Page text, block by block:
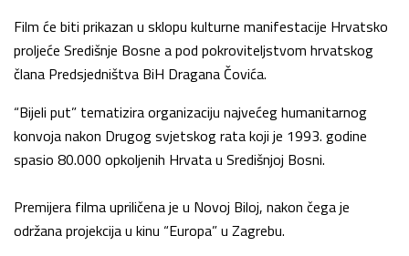
Film će biti prikazan u sklopu kulturne manifestacije Hrvatsko
proljeće Središnje Bosne a pod pokroviteljstvom hrvatskog
člana Predsjedništva BiH Dragana Čovića.
“Bijeli put” tematizira organizaciju najvećeg humanitarnog
konvoja nakon Drugog svjetskog rata koji je 1993. godine
spasio 80.000 opkoljenih Hrvata u Središnjoj Bosni.
Premijera filma upriličena je u Novoj Biloj, nakon čega je
održana projekcija u kinu “Europa” u Zagrebu.